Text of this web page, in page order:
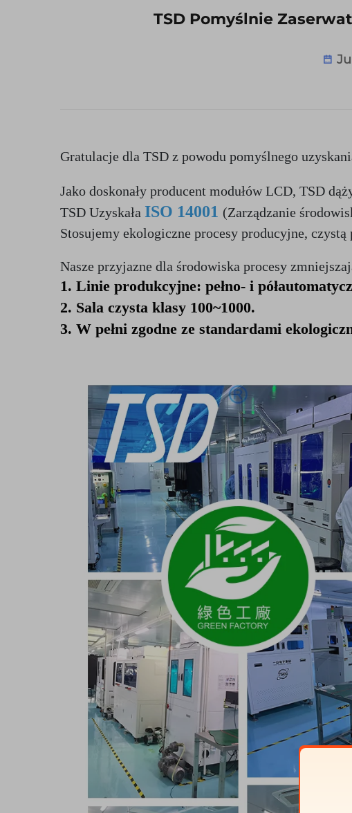
TSD Pomyślnie
Gratulacje dla TSD z powodu pomyślnego
Jako doskonały producent modułów LCD, TSD
TSD Uzyskała ISO 14001 (Zarządzanie
Stosujemy ekologiczne procesy producyjne, czystą
Nasze przyjazne dla środowiska procesy
1. Linie produkcyjne: pełno- i
2. Sala czysta klasy 100~1000.
3. W pełni zgodne ze standardami